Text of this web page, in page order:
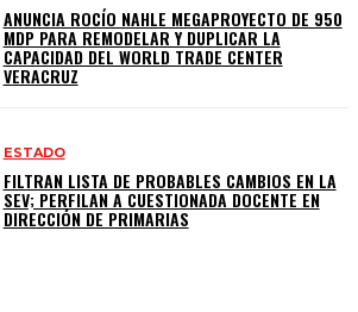
ANUNCIA ROCÍO NAHLE MEGAPROYECTO DE 950
MDP PARA REMODELAR Y DUPLICAR LA
CAPACIDAD DEL WORLD TRADE CENTER
VERACRUZ
ESTADO
FILTRAN LISTA DE PROBABLES CAMBIOS EN LA
SEV; PERFILAN A CUESTIONADA DOCENTE EN
DIRECCIÓN DE PRIMARIAS